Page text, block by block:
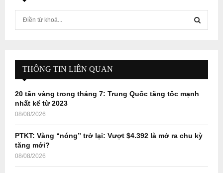
f
r
E
A
H
THÔNG TIN LIÊN QUAN
20 tấn vàng trong tháng 7: Trung Quốc tăng tốc mạnh
nhất kể từ 2023
08/08/2026
PTKT: Vàng “nóng” trở lại: Vượt $4.392 là mở ra chu kỳ
tăng mới?
08/08/2026